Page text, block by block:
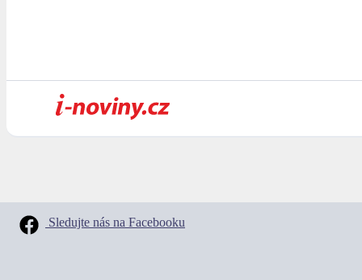
Sledujte nás na Facebooku